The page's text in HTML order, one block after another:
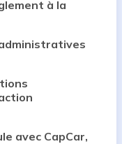
à la
avec CapCar,